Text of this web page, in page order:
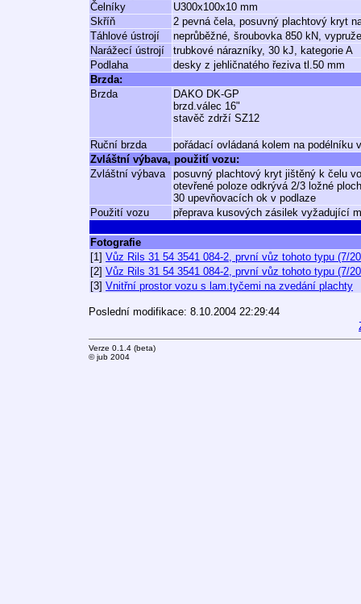
Čelníky
U300x100x10 mm
Skříň
2 pevná čela, posuvný plachtový kryt
Táhlové ústrojí
neprůběžné, šroubovka 850 kN,
Narážecí ústrojí
trubkové nárazníky, 30 kJ, kategorie A
Podlaha
desky z jehličnatého řeziva tl.50 mm
Brzda:
Brzda
DAKO DK-GP
brzd.válec 16"
stavěč zdrží SZ12
Ruční brzda
pořádací ovládaná kolem na podélníku
Zvláštní výbava, použití vozu:
Zvláštní výbava
posuvný plachtový kryt jištěný k čelu
otevřené poloze odkrývá 2/3 ložné
30 upevňovacích ok v podlaze
Použití vozu
přeprava kusových zásilek vyžadující
Fotografie
[1] Vůz Rils 31 54 3541 084-2, první vůz tohoto typu (7/
[2] Vůz Rils 31 54 3541 084-2, první vůz tohoto typu (7/
[3] Vnitřní prostor vozu s lam.tyčemi na zvedání plachty
Poslední modifikace: 8.10.2004 22:29:44
Verze 0.1.4 (beta)
© jub 2004